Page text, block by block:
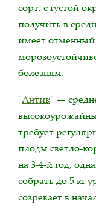
сорт, с густой
получить в
имеет отменный
болезням.
"Антик" —
требует
плоды светло-
на 3-4-й год,
собрать до 5 кг
созревает в